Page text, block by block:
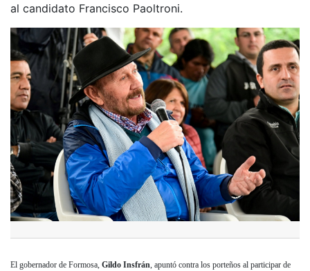
al candidato Francisco Paoltroni.
El gobernador de Formosa, Gildo Insfrán, apuntó contra los porteños al participar de